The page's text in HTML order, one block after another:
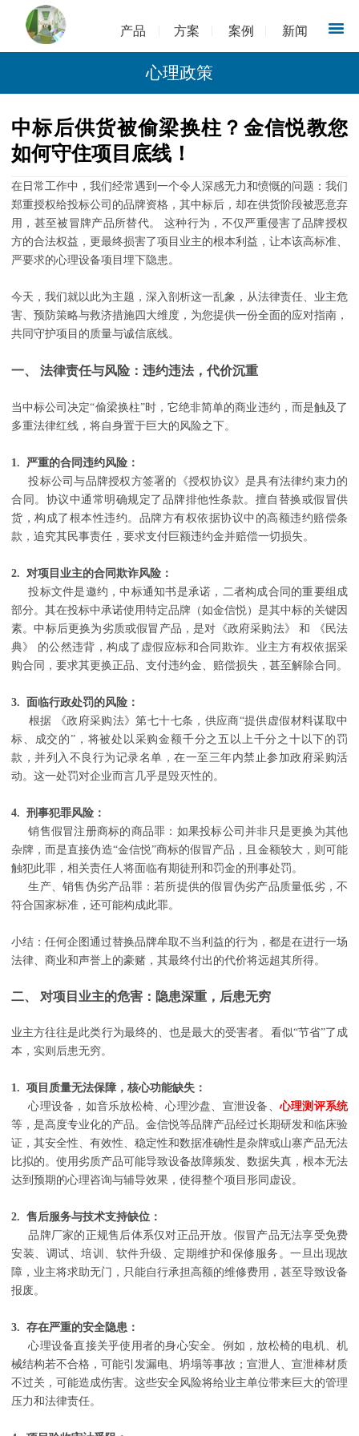
产品 方案 案例 新闻
心理政策
中标后供货被偷梁换柱？金信悦教您
如何守住项目底线！
在日常工作中，我们经常遇到一个令人深感无力和愤慨的问题：我们
郑重授权给投标公司的品牌资格，其中标后，却在供货阶段被恶意弃
用，甚至被冒牌产品所替代。 这种行为，不仅严重侵害了品牌授权
方的合法权益，更最终损害了项目业主的根本利益，让本该高标准、
严要求的心理设备项目埋下隐患。
今天，我们就以此为主题，深入剖析这一乱象，从法律责任、业主危
害、预防策略与救济措施四大维度，为您提供一份全面的应对指南，
共同守护项目的质量与诚信底线。
一、 法律责任与风险：违约违法，代价沉重
当中标公司决定“偷梁换柱”时，它绝非简单的商业违约，而是触及了
多重法律红线，将自身置于巨大的风险之下。
1. 严重的合同违约风险：
投标公司与品牌授权方签署的《授权协议》是具有法律约束力的
合同。协议中通常明确规定了品牌排他性条款。擅自替换或假冒供
货，构成了根本性违约。品牌方有权依据协议中的高额违约赔偿条
款，追究其民事责任，要求支付巨额违约金并赔偿一切损失。
2. 对项目业主的合同欺诈风险：
投标文件是邀约，中标通知书是承诺，二者构成合同的重要组成
部分。其在投标中承诺使用特定品牌（如金信悦）是其中标的关键因
素。中标后更换为劣质或假冒产品，是对《政府采购法》 和 《民法
典》 的公然违背，构成了虚假应标和合同欺诈。业主方有权依据采
购合同，要求其更换正品、支付违约金、赔偿损失，甚至解除合同。
3. 面临行政处罚的风险：
根据 《政府采购法》第七十七条，供应商“提供虚假材料谋取中
标、成交的”，将被处以采购金额千分之五以上千分之十以下的罚
款，并列入不良行为记录名单，在一至三年内禁止参加政府采购活
动。这一处罚对企业而言几乎是毁灭性的。
4. 刑事犯罪风险：
销售假冒注册商标的商品罪：如果投标公司并非只是更换为其他
杂牌，而是直接伪造“金信悦”商标的假冒产品，且金额较大，则可能
触犯此罪，相关责任人将面临有期徒刑和罚金的刑事处罚。
生产、销售伪劣产品罪：若所提供的假冒伪劣产品质量低劣，不
符合国家标准，还可能构成此罪。
小结：任何企图通过替换品牌牟取不当利益的行为，都是在进行一场
法律、商业和声誉上的豪赌，其最终付出的代价将远超其所得。
二、 对项目业主的危害：隐患深重，后患无穷
业主方往往是此类行为最终的、也是最大的受害者。看似“节省”了成
本，实则后患无穷。
1. 项目质量无法保障，核心功能缺失：
心理设备，如音乐放松椅、心理沙盘、宣泄设备、 心理测评系统
等，是高度专业化的产品。金信悦等品牌产品经过长期研发和临床验
证，其安全性、有效性、稳定性和数据准确性是杂牌或山寨产品无法
比拟的。使用劣质产品可能导致设备故障频发、数据失真，根本无法
达到预期的心理咨询与辅导效果，使得整个项目形同虚设。
2. 售后服务与技术支持缺位：
品牌厂家的正规售后体系仅对正品开放。假冒产品无法享受免费
安装、调试、培训、软件升级、定期维护和保修服务。一旦出现故
障，业主将求助无门，只能自行承担高额的维修费用，甚至导致设备
报废。
3. 存在严重的安全隐患：
心理设备直接关乎使用者的身心安全。例如，放松椅的电机、机
械结构若不合格，可能引发漏电、坍塌等事故；宣泄人、宣泄棒材质
不过关，可能造成伤害。这些安全风险将给业主单位带来巨大的管理
压力和法律责任。